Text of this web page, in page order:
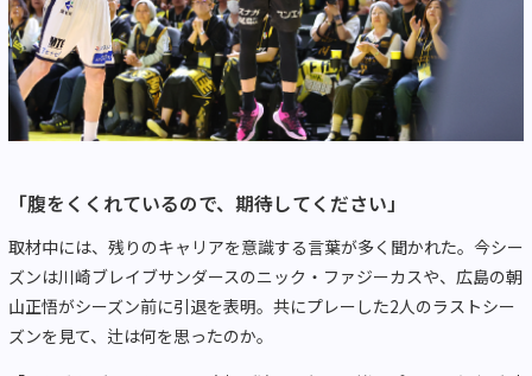
「腹をくくれているので、期待してください」
取材中には、残りのキャリアを意識する言葉が多く聞かれた。今シー
ズンは川崎ブレイブサンダースのニック・ファジーカスや、広島の朝
山正悟がシーズン前に引退を表明。共にプレーした2人のラストシー
ズンを見て、辻は何を思ったのか。